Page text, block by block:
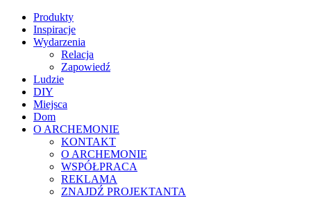
Produkty
Inspiracje
Wydarzenia
Relacja
Zapowiedź
Ludzie
DIY
Miejsca
Dom
O ARCHEMONIE
KONTAKT
O ARCHEMONIE
WSPÓŁPRACA
REKLAMA
ZNAJDŹ PROJEKTANTA